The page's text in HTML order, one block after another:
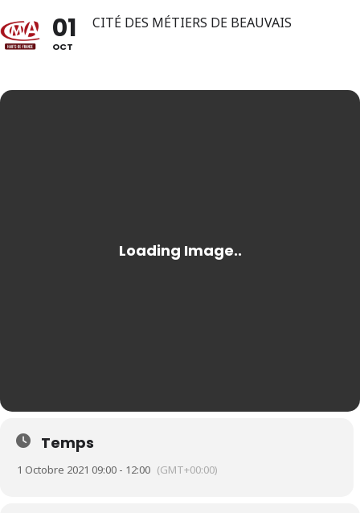
01
OCT
CITÉ DES MÉTIERS DE BEAUVAIS
Temps
1 Octobre 2021 09:00 - 12:00 (GMT+00:00)